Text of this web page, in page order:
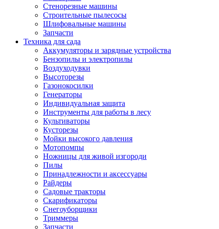
Стенорезные машины
Строительные пылесосы
Шлифовальные машины
Запчасти
Техника для сада
Аккумуляторы и зарядные устройства
Бензопилы и электропилы
Воздуходувки
Высоторезы
Газонокосилки
Генераторы
Индивидуальная защита
Инструменты для работы в лесу
Культиваторы
Кусторезы
Мойки высокого давления
Мотопомпы
Ножницы для живой изгороди
Пилы
Принадлежности и аксессуары
Райдеры
Садовые тракторы
Скарификаторы
Снегоуборщики
Триммеры
Запчасти